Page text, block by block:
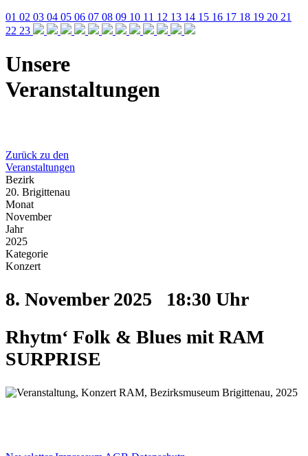
01 02 03 04 05 06 07 08 09 10 11 12 13 14 15 16 17 18 19 20 21
22 23
Unsere
Veranstaltungen
Zurück zu den
Veranstaltungen
Bezirk
20. Brigittenau
Monat
November
Jahr
2025
Kategorie
Konzert
8. November 2025 18:30 Uhr
Rhytm‘ Folk & Blues mit RAM
SURPRISE